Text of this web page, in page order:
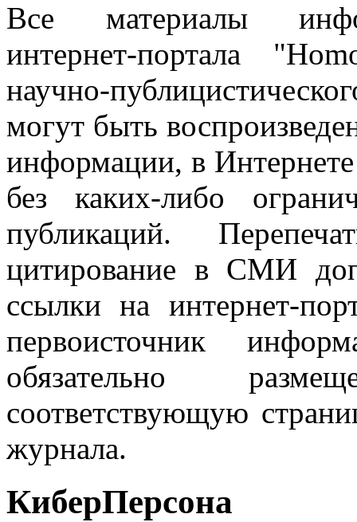
Все материалы
интернет-портала
научно-
могут быть
информации, в
без каких-либо
публикаций.
цитирование в СМИ
ссылки на интернет-
первоисточник
обязательно
соответствующую
журнала.
КиберПерсона